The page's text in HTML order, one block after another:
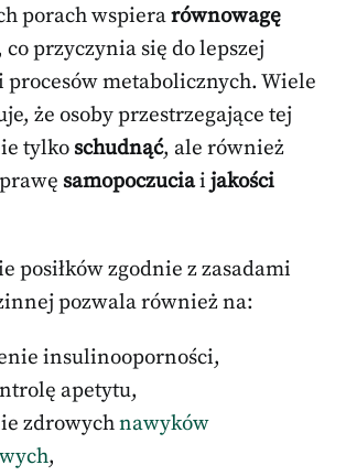
porach wspierarównowagę
co przyczynia się do lepszej
procesów metabolicznych. Wiele
że osoby przestrzegające tej
tylko schudnąć, ale również
samopoczuciai jakości
posiłków zgodnie z zasadami
pozwala również na:
insulinooporności,
apetytu,
zdrowychnawyków
,